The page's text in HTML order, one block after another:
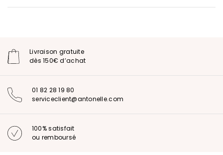
Livraison gratuite
dès 150€ d’achat
01 82 28 19 80
serviceclient@antonelle.com
100% satisfait
ou remboursé